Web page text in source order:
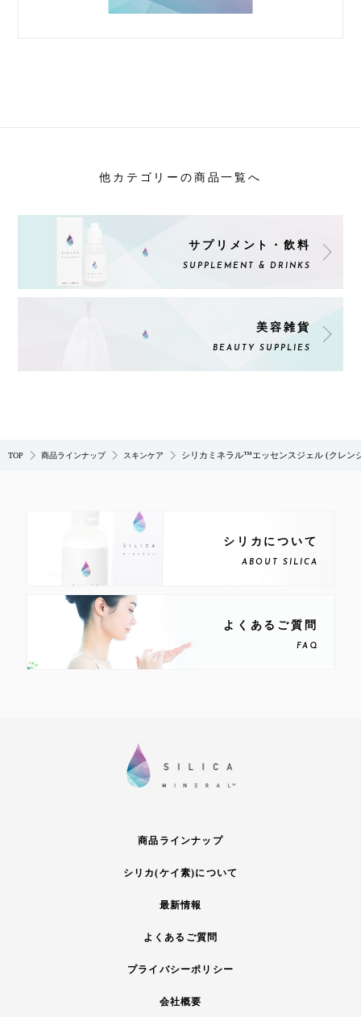
他カテゴリーの商品一覧へ
サプリメント・飲料
SUPPLEMENT & DRINKS
美容雑貨
BEAUTY SUPPLIES
TOP 商品ラインナップ スキンケア シリカミネラル™エッセンスジェル (クレン
シリカについて
ABOUT SILICA
よくあるご質問
FAQ
商品ラインナップ
シリカ(ケイ素)について
最新情報
よくあるご質問
プライバシーポリシー
会社概要